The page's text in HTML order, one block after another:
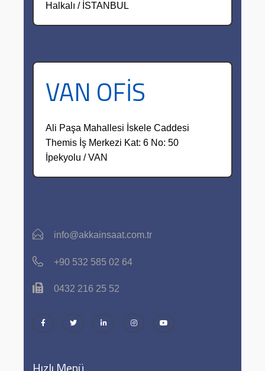
Halkalı / İSTANBUL
VAN OFİS
Ali Paşa Mahallesi İskele Caddesi
Themis İş Merkezi Kat: 6 No: 50
İpekyolu / VAN
info@akkainsaat.com.tr
+90 532 585 02 64
0432 216 25 52